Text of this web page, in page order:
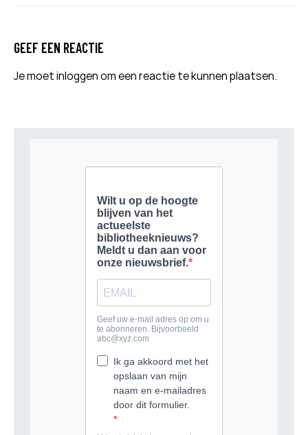
GEEF EEN REACTIE
Je moetinloggenom een reactie te kunnen plaatsen.